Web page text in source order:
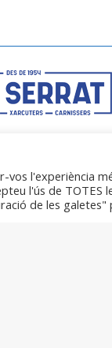
2 08301 Mataró
@can_serrat
l'experiència
l'ús de TOTES
de les